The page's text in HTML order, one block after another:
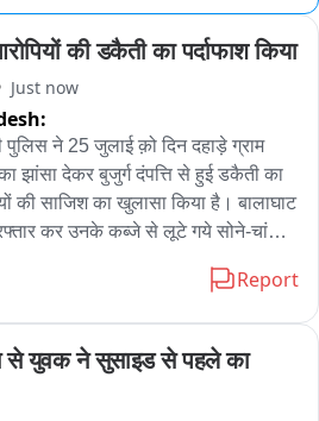
की डकैती का पर्दाफाश किया
Just now
पुलिस ने 25 जुलाई क़ो दिन दहाड़े ग्राम
झांसा देकर बुजुर्ग दंपत्ति से हुई डकैती का
की साजिश का खुलासा किया है। बालाघाट
कर उनके कब्जे से लूटे गये सोने-चांदी
किया है, जबकि दो को महाराष्ट्र
जुलाई को चार युवक टावर लगाने के लिए
के घर पहुंचे। आधार कार्ड और बैंक
उन्होंने हथियारों के बल पर वृद्ध
Report
से युवक ने सुसाइड से पहले का